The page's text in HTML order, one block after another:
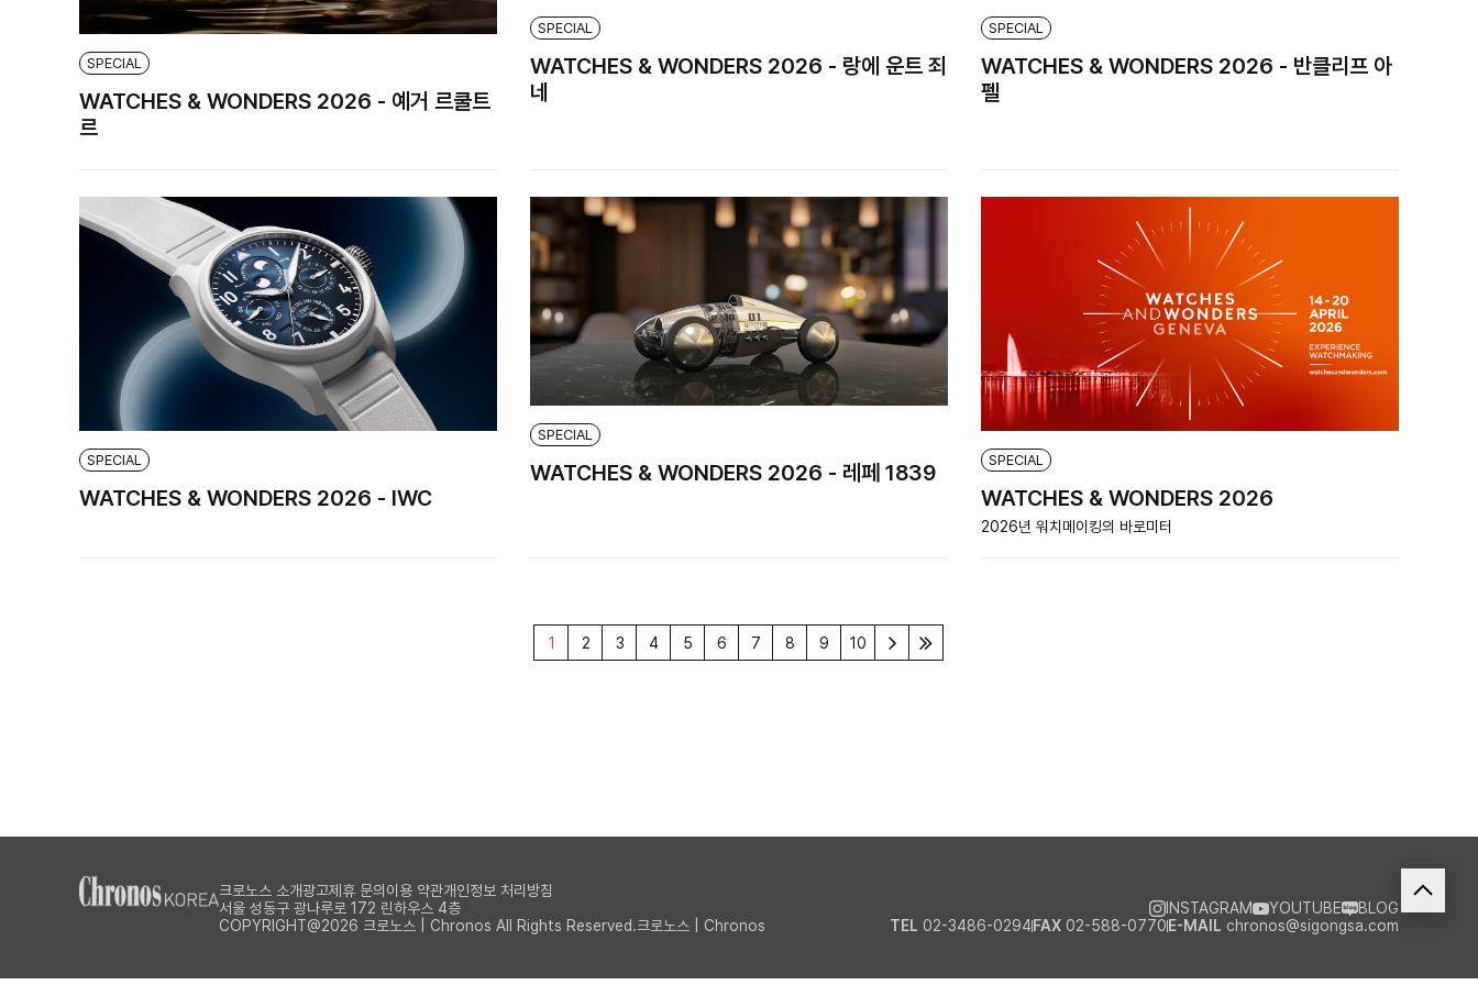
SPECIAL
WATCHES & WONDERS 2026 - 예거 르쿨트
르
SPECIAL
WATCHES & WONDERS 2026 - 랑에 운트 죄
네
SPECIAL
WATCHES & WONDERS 2026 - 반클리프 아
펠
SPECIAL
WATCHES & WONDERS 2026 - IWC
SPECIAL
WATCHES & WONDERS 2026 - 레페 1839 SPECIAL
WATCHES & WONDERS 2026
2026년 워치메이킹의 바로미터
1 2 3 4 5 6 7 8 9 10
크로노스 소개광고제휴 문의 이용 약관개인정보 처리방침
서울 성동구 광나루로 172 린하우스 4층
COPYRIGHT@2026 크로노스 | Chronos All Rights Reserved.크로노스 | Chronos
INSTAGRAM YOUTUBE
BLOG
TEL 02-3486-0294 FAX 02-588-0770 E-MAIL chronos@sigongsa.com